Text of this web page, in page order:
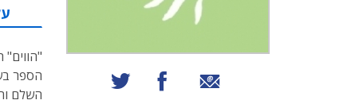
שיתוף באמצעות אימייל
שיתוף בפייסבוקשיתוף בטוויטר
"הווים"
הספר
השלם